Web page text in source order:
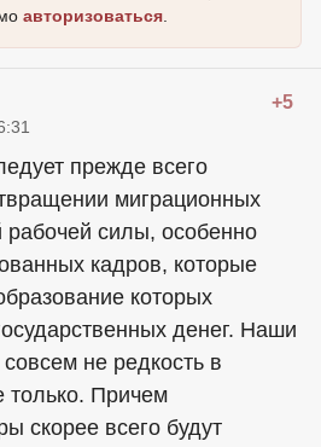
авторизоваться
+5
прежде всего
миграционных
рабочей силы, особенно
кадров, которые
которых
денег. Наши
не редкость в
только. Причем
скорее всего будут